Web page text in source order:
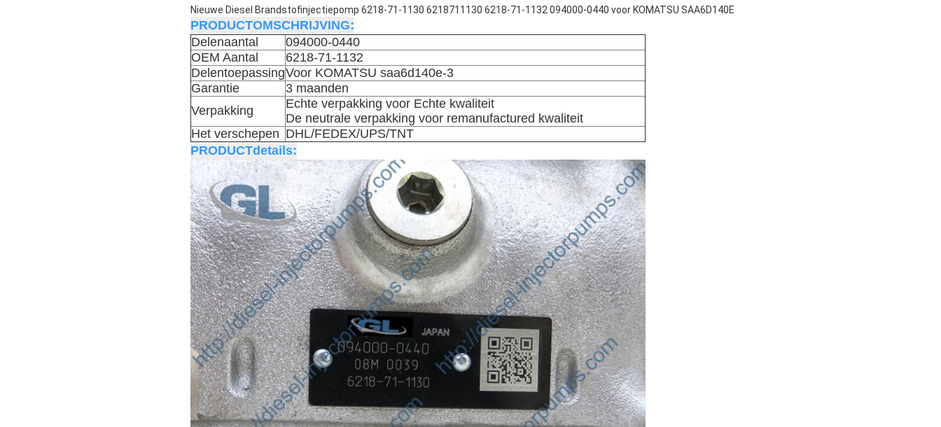
Nieuwe Diesel Brandstofinjectiepomp 6218-71-1130 6218711130 6218-71-1132 094000-0440 voor KOMATSU SAA6D140E
PRODUCTOMSCHRIJVING:
Delenaantal
094000-0440
OEM Aantal
6218-71-1132
DelentoepassingVoor KOMATSU saa6d140e-3
Garantie
3 maanden
Verpakking
Echte verpakking voor Echte kwaliteit
De neutrale verpakking voor remanufactured kwaliteit
Het verschepen DHL/FEDEX/UPS/TNT
PRODUCTdetails: